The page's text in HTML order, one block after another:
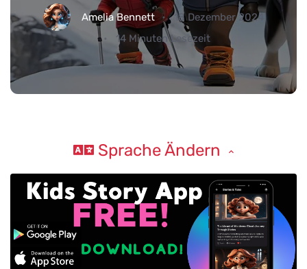
Amelia Bennett
18 Dezember 2024
14 Minuten Lesezeit
Sprache Ändern